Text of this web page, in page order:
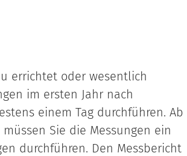
errichtet oder wesentlich
im ersten Jahr nach
einem Tag durchführen. Ab
Sie die Messungen ein
durchführen. Den Messbericht